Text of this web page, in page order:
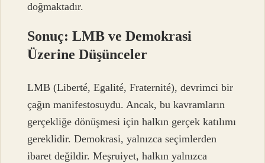
doğmaktadır.
Sonuç: LMB ve Demokrasi
Üzerine Düşünceler
LMB (Liberté, Egalité, Fraternité), devrimci bir
çağın manifestosuydu. Ancak, bu kavramların
gerçekliğe dönüşmesi için halkın gerçek katılımı
gereklidir. Demokrasi, yalnızca seçimlerden
ibaret değildir. Meşruiyet, halkın yalnızca